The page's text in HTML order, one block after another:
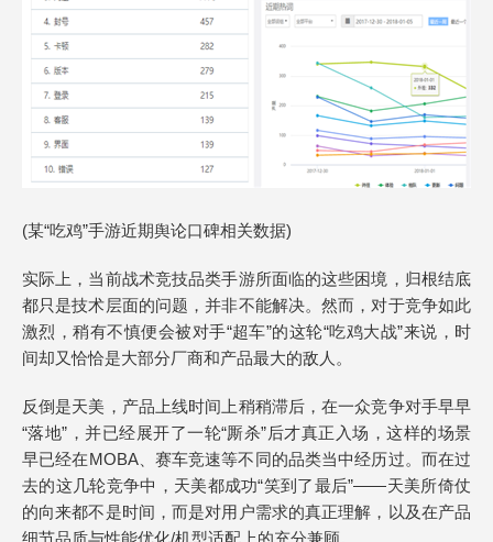
(某“吃鸡”手游近期舆论口碑相关数据)
实际上，当前战术竞技品类手游所面临的这些困境，归根结底
都只是技术层面的问题，并非不能解决。然而，对于竞争如此
激烈，稍有不慎便会被对手“超车”的这轮“吃鸡大战”来说，时
间却又恰恰是大部分厂商和产品最大的敌人。
反倒是天美，产品上线时间上稍稍滞后，在一众竞争对手早早
“落地”，并已经展开了一轮“厮杀”后才真正入场，这样的场景
早已经在MOBA、赛车竞速等不同的品类当中经历过。而在过
去的这几轮竞争中，天美都成功“笑到了最后”——天美所倚仗
的向来都不是时间，而是对用户需求的真正理解，以及在产品
细节品质与性能优化/机型适配上的充分兼顾。